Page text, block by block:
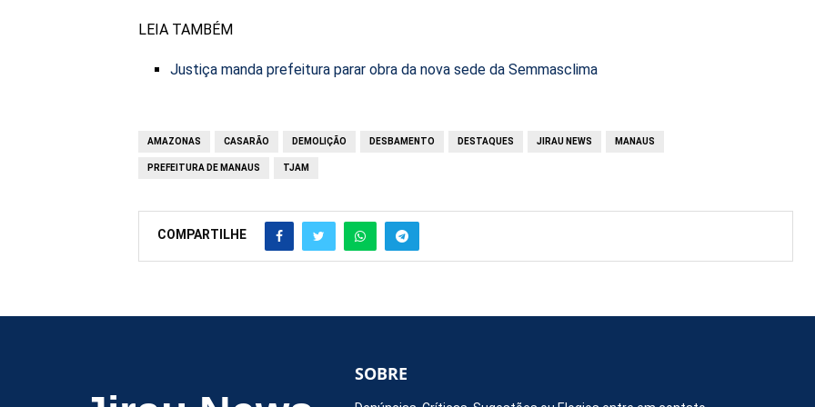
LEIA TAMBÉM
Justiça manda prefeitura parar obra da nova sede da Semmasclima
AMAZONAS CASARÃO DEMOLIÇÃO DESBAMENTO DESTAQUES JIRAU NEWS MANAUS
PREFEITURA DE MANAUS TJAM
COMPARTILHE
SOBRE